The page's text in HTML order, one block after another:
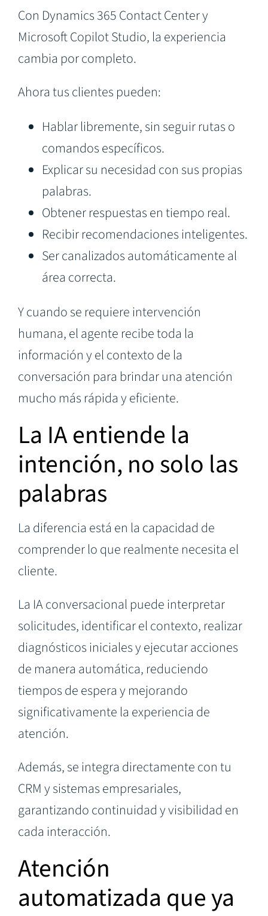
Con Dynamics 365 Contact Center y
Microsoft Copilot Studio, la experiencia
cambia por completo.
Ahora tus clientes pueden:
Hablar libremente, sin seguir rutas o
comandos específicos.
Explicar su necesidad con sus propias
palabras.
Obtener respuestas en tiempo real.
Recibir recomendaciones inteligentes.
Ser canalizados automáticamente al
área correcta.
Y cuando se requiere intervención
humana, el agente recibe toda la
información y el contexto de la
conversación para brindar una atención
mucho más rápida y eficiente.
La IA entiende la
intención, no solo las
palabras
La diferencia está en la capacidad de
comprender lo que realmente necesita el
cliente.
La IA conversacional puede interpretar
solicitudes, identificar el contexto, realizar
diagnósticos iniciales y ejecutar acciones
de manera automática, reduciendo
tiempos de espera y mejorando
significativamente la experiencia de
atención.
Además, se integra directamente con tu
CRM y sistemas empresariales,
garantizando continuidad y visibilidad en
cada interacción.
Atención
automatizada que ya